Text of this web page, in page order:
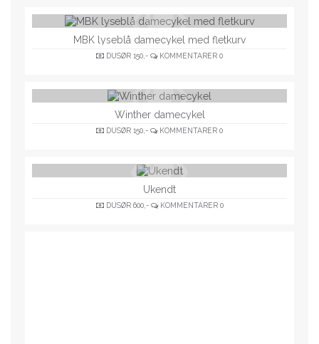
MBK lyseblå damecykel med fletkurv
DUSØR 150,- KOMMENTARER 0
Winther damecykel
DUSØR 150,- KOMMENTARER 0
Ukendt
DUSØR 600,- KOMMENTARER 0